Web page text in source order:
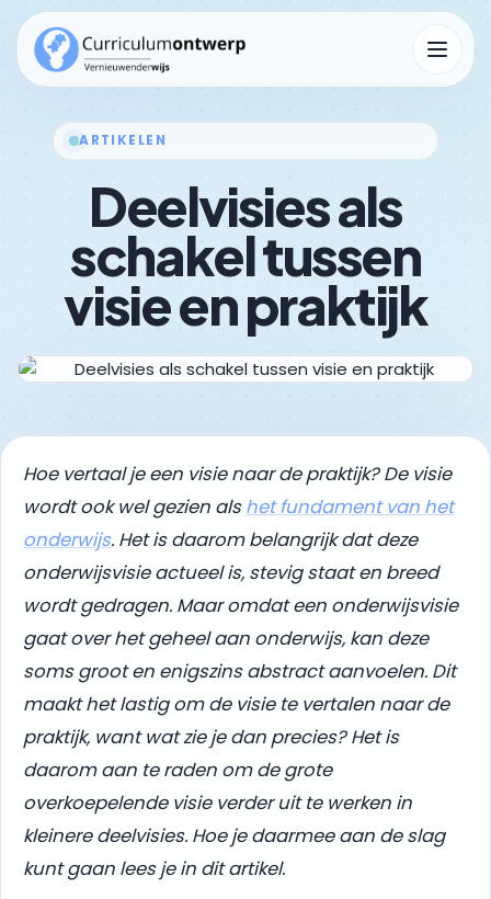
Menu
Kennisbank Submenu Kennisbank openen
ARTIKELEN
Deelvisies als
schakel tussen
visie en praktijk
Hoe vertaal je een visie naar de praktijk? De visie
wordt ook wel gezien alshet fundament van het
onderwijs. Het is daarom belangrijk dat deze
onderwijsvisie actueel is, stevig staat en breed
wordt gedragen. Maar omdat een onderwijsvisie
gaat over het geheel aan onderwijs, kan deze
soms groot en enigszins abstract aanvoelen. Dit
maakt het lastig om de visie te vertalen naar de
praktijk, want wat zie je dan precies? Het is
daarom aan te raden om de grote
overkoepelende visie verder uit te werken in
kleinere deelvisies. Hoe je daarmee aan de slag
kunt gaan lees je in dit artikel.